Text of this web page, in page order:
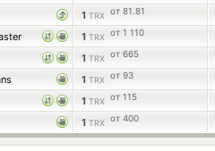
1 TRX от 81.81
1 TRX от 1 110
1 TRX от 665
1 TRX от 93
1 TRX от 115
1 TRX от 400